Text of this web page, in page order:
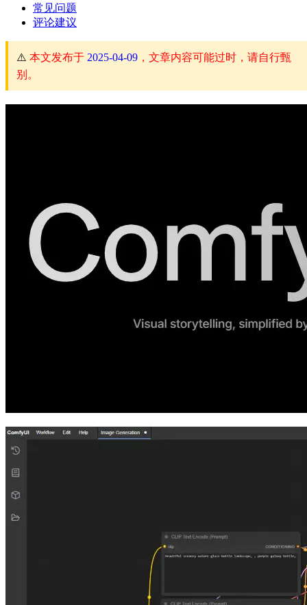
常见问题
评论建议
⚠️ 本文发布于 2025-04-09 ，文章内容可能过时，请自行甄
别。